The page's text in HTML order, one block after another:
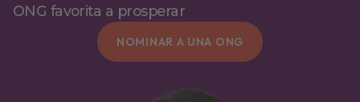
ONG favorita a prosperar
NOMINAR A UNA ONG